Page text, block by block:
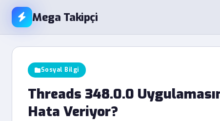
Mega Takipçi
Sosyal Bilgi
Threads 348.0.0
Hata Veriyor?